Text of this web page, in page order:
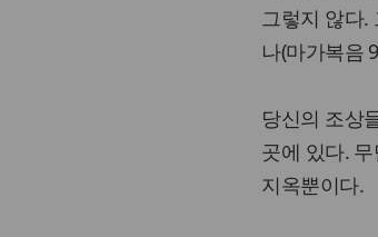
그렇지 않다.
나(마가복음
당신의 조상
곳에 있다.
지옥뿐이다.